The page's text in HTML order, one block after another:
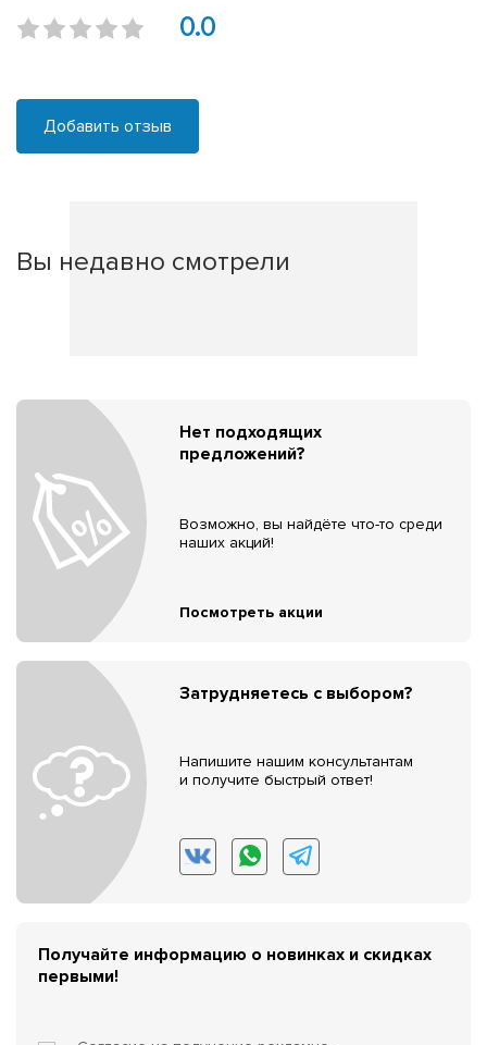
0.0
Добавить отзыв
Вы недавно смотрели
Нет подходящих
предложений?
Возможно, вы найдёте что-то среди
наших акций!
Посмотреть акции
Затрудняетесь с выбором?
Напишите нашим консультантам
и получите быстрый ответ!
Получайте информацию о новинках и скидках
первыми!